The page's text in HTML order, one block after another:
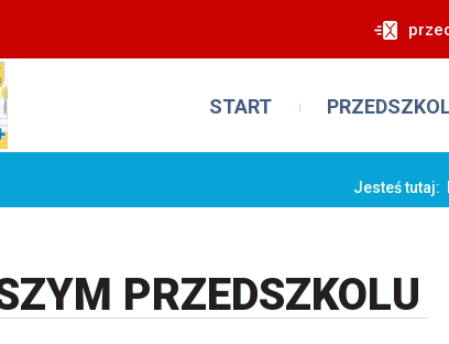
START
Jesteś tutaj:
PRZEDSZKOLU